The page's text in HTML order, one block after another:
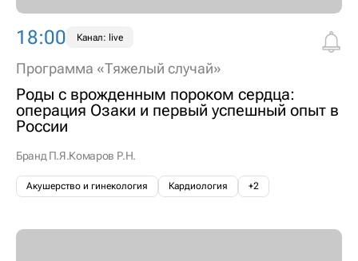
18:00 Канал: live
Программа «Тяжелый случай»
Роды с врожденным пороком сердца:
операция Озаки и первый успешный опыт в
России
Бранд П.Я.Комаров Р.Н.
Акушерство и гинекология Кардиология +2